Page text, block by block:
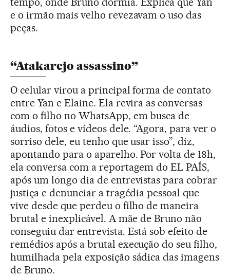
e o irmão mais velho revezavam o uso das
peças.
“Atakarejo assassino”
O celular virou a principal forma de contato
entre Yan e Elaine. Ela revira as conversas
com o filho no WhatsApp, em busca de
áudios, fotos e vídeos dele. “Agora, para ver o
sorriso dele, eu tenho que usar isso”, diz,
apontando para o aparelho. Por volta de 18h,
ela conversa com a reportagem do EL PAÍS,
após um longo dia de entrevistas para cobrar
justiça e denunciar a tragédia pessoal que
vive desde que perdeu o filho de maneira
brutal e inexplicável. A mãe de Bruno não
conseguiu dar entrevista. Está sob efeito de
remédios após a brutal execução do seu filho,
humilhada pela exposição sádica das imagens
de Bruno.